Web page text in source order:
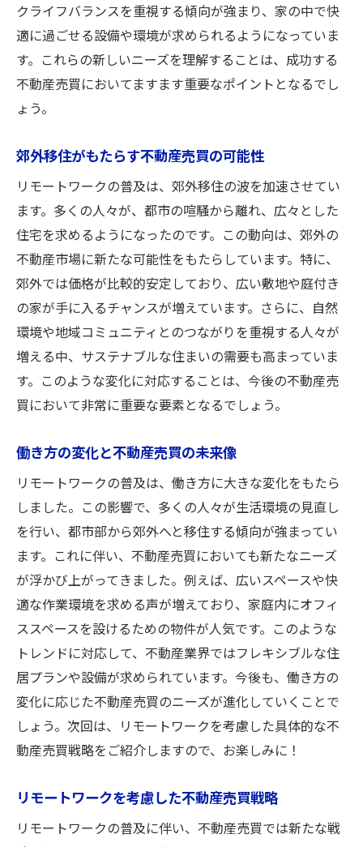
サステナブル住宅がもたらす不動産売買の
可能性
未来を見据えたグリーン不動産売買戦略
不動産売買で成功するための物件選びのポイン
理想の物件を見つける不動産売買のテクニ
ック
不動産売買で重視すべき物件の特徴とは
不動産売買における物件選びのチェックリ
スト
失敗しない不動産売買のための物件選定法
不動産売買の物件選びで考慮すべき点
物件選びから始まる成功する不動産売買
リモートワーク時代の不動産売買ニーズ変化を
読み解く
リモートワーク時代の不動産売買の新常識
リモート環境に適した不動産売買物件の選
び方
リモートワークが不動産売買に与える長期
的影響
新しい生活様式と不動産売買のニーズの関
係
未来の働き方が示す不動産売買の方向性
不動産売買における重要な市場動向とその活用
法
不動産売買市場の動向を把握する重要性
不動産売買で成功するための市場トレンド
分析
方
不動産売買における最新市場動向の情報源
クライフバランスを重視する傾向が強まり、家の中で快
適に過ごせる設備や環境が求められるようになっていま
す。これらの新しいニーズを理解することは、成功する
不動産売買においてますます重要なポイントとなるでし
ょう。
郊外移住がもたらす不動産売買の可能性
リモートワークの普及は、郊外移住の波を加速させてい
ます。多くの人々が、都市の喧騒から離れ、広々とした
住宅を求めるようになったのです。この動向は、郊外の
不動産市場に新たな可能性をもたらしています。特に、
郊外では価格が比較的安定しており、広い敷地や庭付き
の家が手に入るチャンスが増えています。さらに、自然
環境や地域コミュニティとのつながりを重視する人々が
増える中、サステナブルな住まいの需要も高まっていま
す。このような変化に対応することは、今後の不動産売
買において非常に重要な要素となるでしょう。
働き方の変化と不動産売買の未来像
リモートワークの普及は、働き方に大きな変化をもたら
しました。この影響で、多くの人々が生活環境の見直し
を行い、都市部から郊外へと移住する傾向が強まってい
ます。これに伴い、不動産売買においても新たなニーズ
が浮かび上がってきました。例えば、広いスペースや快
適な作業環境を求める声が増えており、家庭内にオフィ
ススペースを設けるための物件が人気です。このような
トレンドに対応して、不動産業界ではフレキシブルな住
居プランや設備が求められています。今後も、働き方の
変化に応じた不動産売買のニーズが進化していくことで
しょう。次回は、リモートワークを考慮した具体的な不
動産売買戦略をご紹介しますので、お楽しみに！
リモートワークを考慮した不動産売買戦略
リモートワークの普及に伴い、不動産売買では新たな戦